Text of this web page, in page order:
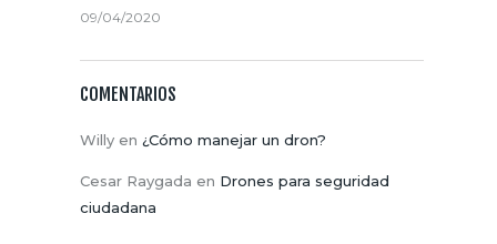
09/04/2020
COMENTARIOS
Willy en¿Cómo manejar un dron?
Cesar Raygada en Drones para seguridad
ciudadana